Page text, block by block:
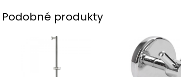
Podobné produkty